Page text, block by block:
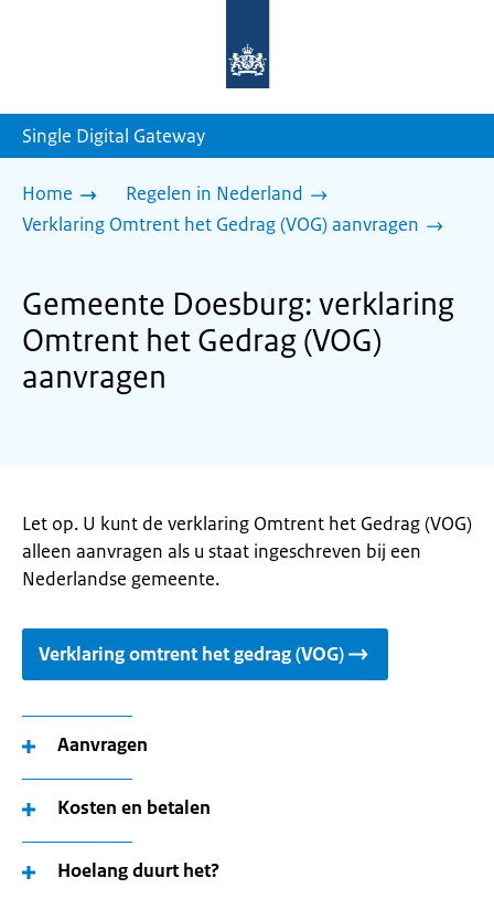
homepage
Single Digital Gateway
Home
Regelen in Nederland
Verklaring Omtrent het Gedrag (VOG) aanvragen
Gemeente Doesburg: verklaring
Omtrent het Gedrag (VOG)
aanvragen
Let op. U kunt de verklaring Omtrent het Gedrag (VOG)
alleen aanvragen als u staat ingeschreven bij een
Nederlandse gemeente.
Verklaring omtrent het gedrag (VOG)
Aanvragen
Kosten en betalen
Hoelang duurt het?